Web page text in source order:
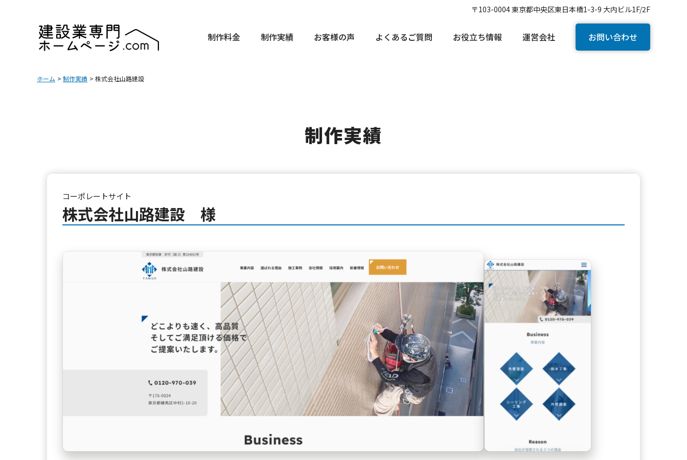
〒103-0004 東京都中央区東日本橋1-3-9 大内ビル1F/2F
制作料金 制作実績 お客様の声 よくあるご質問 お役立ち情報 運営会社 お問い合わせ
ホーム 制作実績 株式会社山路建設
制作実績
コーポレートサイト
株式会社山路建設 様